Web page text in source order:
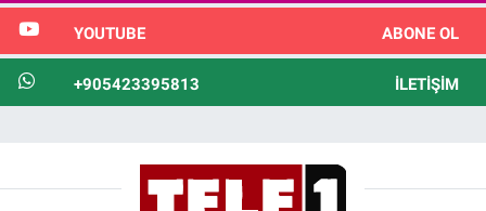
YOUTUBE ABONE OL
+905423395813 İLETIŞIM